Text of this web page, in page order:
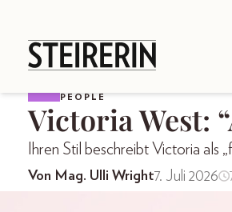
PEOPLE
Victoria West:
Ihren Stil beschreibt Victoria als
Von Mag. Ulli Wright7. Juli 2026